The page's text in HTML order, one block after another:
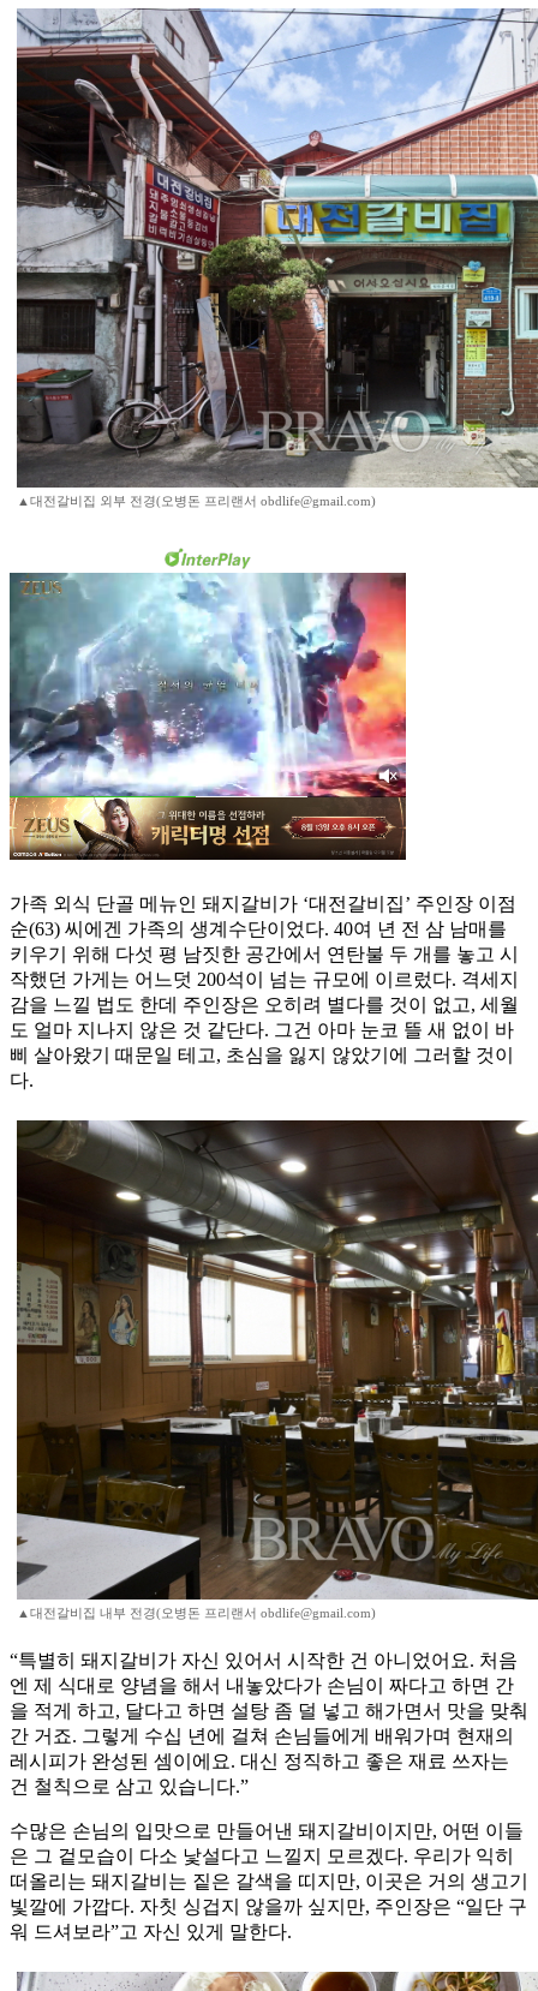
▲대전갈비집 외부 전경(오병돈 프리랜서 obdlife@gmail.com)
가족 외식 단골 메뉴인 돼지갈비가 ‘대전갈비집’ 주인장 이점
순(63) 씨에겐 가족의 생계수단이었다. 40여 년 전 삼 남매를
키우기 위해 다섯 평 남짓한 공간에서 연탄불 두 개를 놓고 시
작했던 가게는 어느덧 200석이 넘는 규모에 이르렀다. 격세지
감을 느낄 법도 한데 주인장은 오히려 별다를 것이 없고, 세월
도 얼마 지나지 않은 것 같단다. 그건 아마 눈코 뜰 새 없이 바
삐 살아왔기 때문일 테고, 초심을 잃지 않았기에 그러할 것이
다.
▲대전갈비집 내부 전경(오병돈 프리랜서 obdlife@gmail.com)
“특별히 돼지갈비가 자신 있어서 시작한 건 아니었어요. 처음
엔 제 식대로 양념을 해서 내놓았다가 손님이 짜다고 하면 간
을 적게 하고, 달다고 하면 설탕 좀 덜 넣고 해가면서 맛을 맞춰
간 거죠. 그렇게 수십 년에 걸쳐 손님들에게 배워가며 현재의
레시피가 완성된 셈이에요. 대신 정직하고 좋은 재료 쓰자는
건 철칙으로 삼고 있습니다.”
수많은 손님의 입맛으로 만들어낸 돼지갈비이지만, 어떤 이들
은 그 겉모습이 다소 낯설다고 느낄지 모르겠다. 우리가 익히
떠올리는 돼지갈비는 짙은 갈색을 띠지만, 이곳은 거의 생고기
빛깔에 가깝다. 자칫 싱겁지 않을까 싶지만, 주인장은 “일단 구
워 드셔보라”고 자신 있게 말한다.